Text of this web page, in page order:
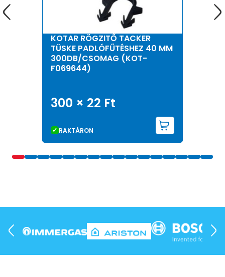
KOTAR RÖGZITŐ TACKER
TÜSKE PADLÓFŰTÉSHEZ 40 MM
300DB/CSOMAG (KOT-
F069644)
300 × 22 Ft
RAKTÁRON